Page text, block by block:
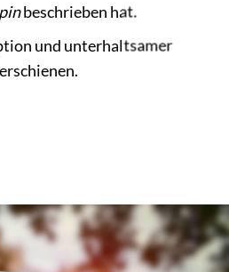
beschrieben hat.
und unterhaltsamer